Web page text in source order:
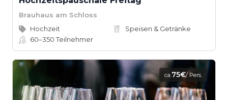
Brauhaus am Schloss
Hochzeit
Speisen & Getränke
60–350Teilnehmer
ca.75€/ Pers.